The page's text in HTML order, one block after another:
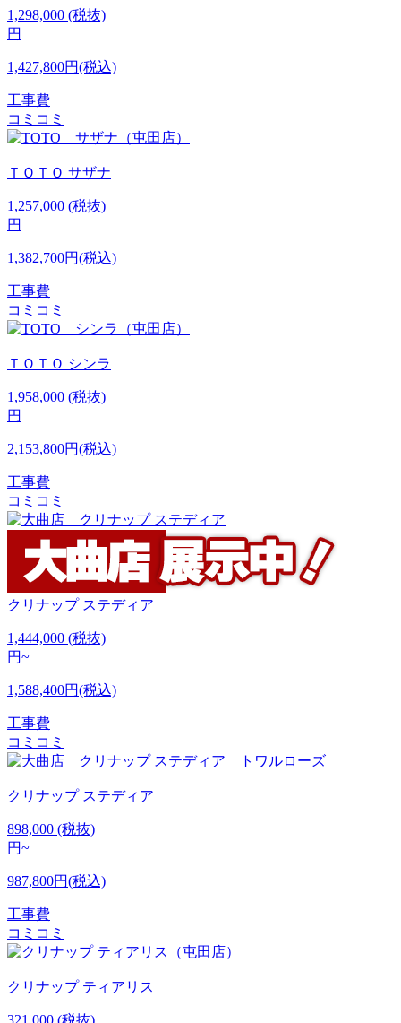
1,298,000 (税抜)
円
1,427,800円(税込)
工事費
コミコミ
ＴＯＴＯ サザナ
1,257,000 (税抜)
円
1,382,700円(税込)
工事費
コミコミ
ＴＯＴＯ シンラ
1,958,000 (税抜)
円
2,153,800円(税込)
工事費
コミコミ
クリナップ ステディア
1,444,000 (税抜)
円~
1,588,400円(税込)
工事費
コミコミ
クリナップ ステディア
898,000 (税抜)
円~
987,800円(税込)
工事費
コミコミ
クリナップ ティアリス